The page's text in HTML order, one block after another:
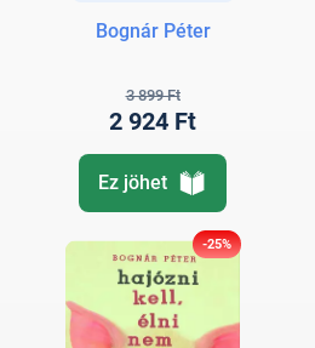
Bognár Péter
3 899 Ft
2 924 Ft
Ez jöhet
-25%